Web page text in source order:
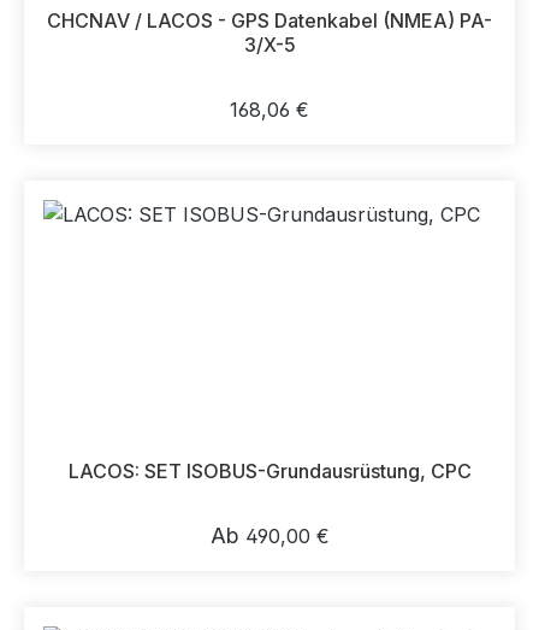
CHCNAV / LACOS - GPS Datenkabel (NMEA) PA-
3/X-5
Regulärer Preis:
168,06 €
LACOS: SET ISOBUS-Grundausrüstung, CPC
Regulärer Preis:
Ab 490,00 €